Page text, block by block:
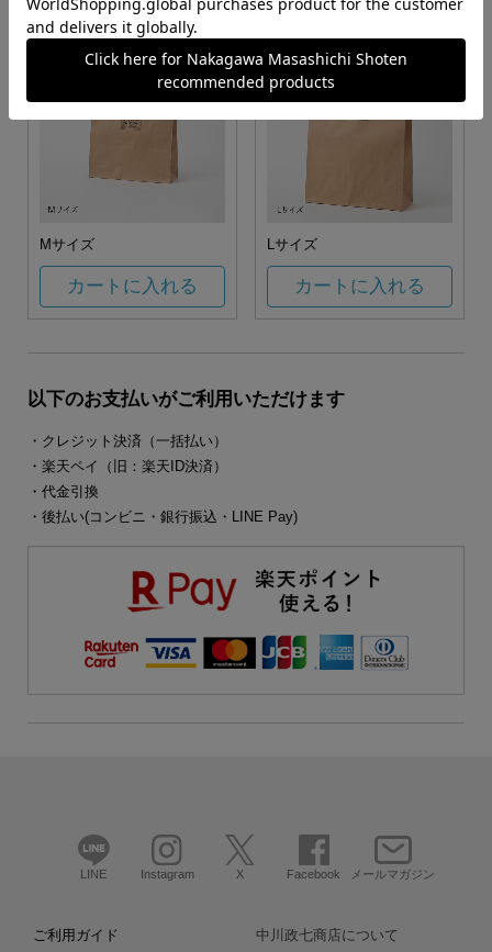
Mサイズ
カートに入れる
Lサイズ
カートに入れる
以下のお支払いがご利用いただけます
・クレジット決済（一括払い）
・楽天ペイ（旧：楽天ID決済）
・代金引換
・後払い(コンビニ・銀行振込・LINE Pay)
LINE Instagram X Facebook メールマガジン
ご利用ガイド 中川政七商店について